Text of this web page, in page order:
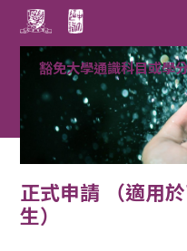
豁免大學通識科目或學
正式申請 （適用
生）